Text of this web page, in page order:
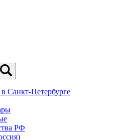
Санкт-Петербурге
РФ